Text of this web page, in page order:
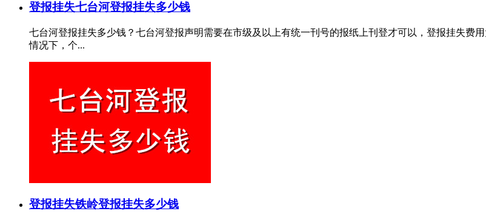
登报挂失七台河登报挂失多少钱
七台河登报挂失多少钱？七台河登报声明需要在市级及以上有统一刊号的报纸上刊登才可以，登报挂失费
情况下，个...
登报挂失铁岭登报挂失多少钱